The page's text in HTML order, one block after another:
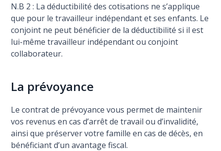
N.B 2 : La déductibilité des cotisations ne s’applique
que pour le travailleur indépendant et ses enfants. Le
conjoint ne peut bénéficier de la déductibilité si il est
lui-même travailleur indépendant ou conjoint
collaborateur.
La prévoyance
Le contrat de prévoyance vous permet de maintenir
vos revenus en cas d’arrêt de travail ou d’invalidité,
ainsi que préserver votre famille en cas de décès, en
bénéficiant d’un avantage fiscal.